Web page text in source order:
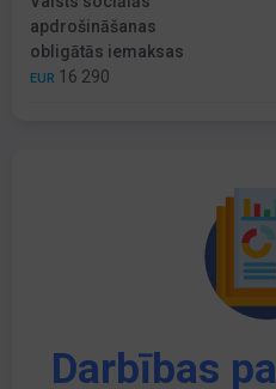
apdrošināšanas
obligātās iemaksas
EUR 16 290
Darbības